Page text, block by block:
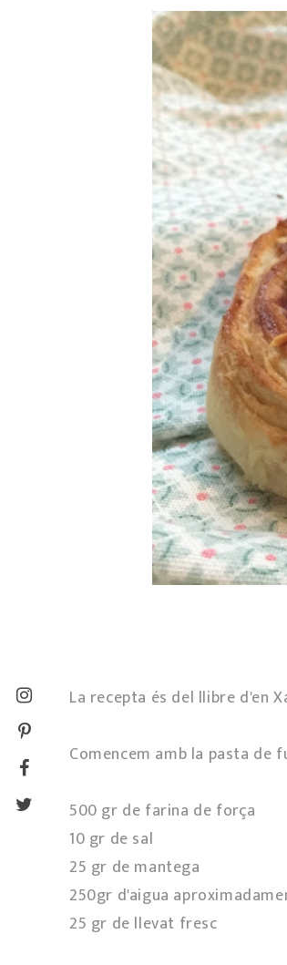
La recepta és del llibre d'en
Comencem amb la pasta de
500 gr de farina de força
10 gr de sal
25 gr de mantega
250gr d'aigua
25 gr de llevat fresc